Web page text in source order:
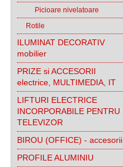
Picioare nivelatoare
Rotile
ILUMINAT DECORATIV
mobilier
PRIZE si ACCESORII
electrice, MULTIMEDIA, IT
LIFTURI ELECTRICE
INCORPORABILE PENTRU
TELEVIZOR
BIROU (OFFICE) - accesorii
PROFILE ALUMINIU